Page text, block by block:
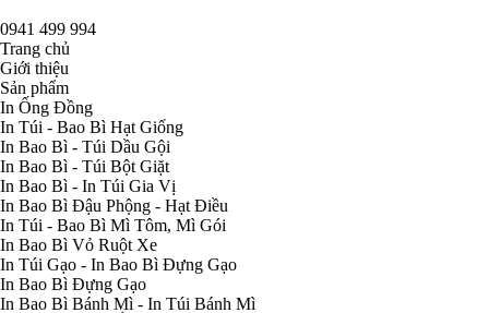
0941 499 994
Trang chủ
Giới thiệu
Sản phẩm
In Ống Đồng
In Túi - Bao Bì Hạt Giống
In Bao Bì - Túi Dầu Gội
In Bao Bì - Túi Bột Giặt
In Bao Bì - In Túi Gia Vị
In Bao Bì Đậu Phộng - Hạt Điều
In Túi - Bao Bì Mì Tôm, Mì Gói
In Bao Bì Vỏ Ruột Xe
In Túi Gạo - In Bao Bì Đựng Gạo
In Bao Bì Đựng Gạo
In Bao Bì Bánh Mì - In Túi Bánh Mì